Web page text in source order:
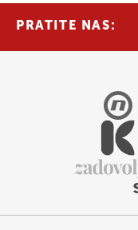
PRATITE NAS: